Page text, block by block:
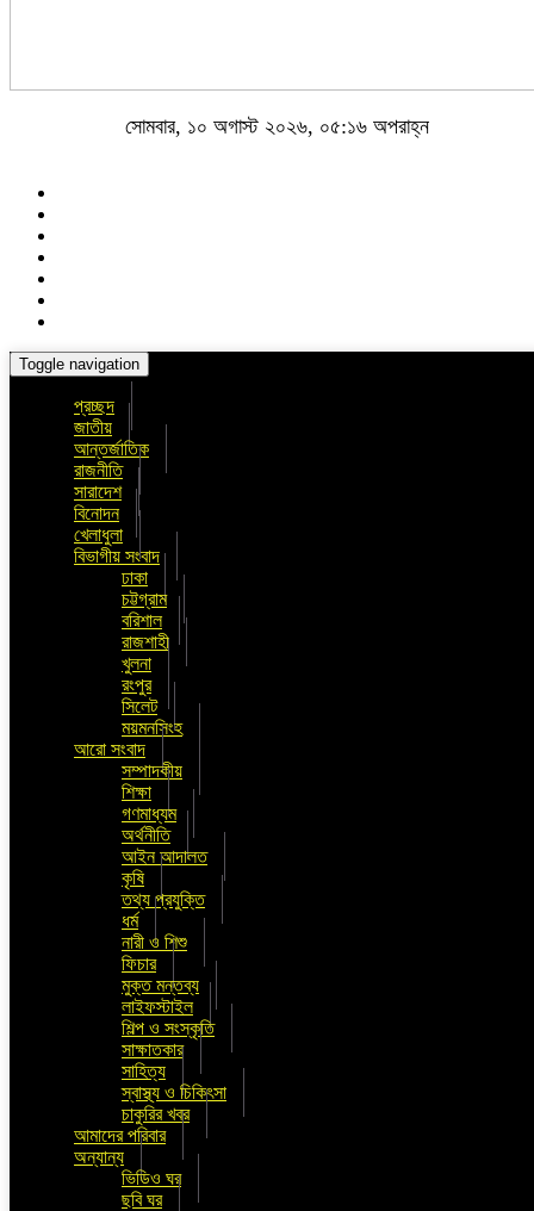
সোমবার, ১০ অগাস্ট ২০২৬, ০৫:১৬ অপরাহ্ন
Toggle navigation
প্রচ্ছদ
জাতীয়
আন্তর্জাতিক
রাজনীতি
সারাদেশ
বিনোদন
খেলাধুলা
বিভাগীয় সংবাদ
ঢাকা
চট্টগ্রাম
বরিশাল
রাজশাহী
খুলনা
রংপুর
সিলেট
ময়মনসিংহ
আরো সংবাদ
সম্পাদকীয়
শিক্ষা
গণমাধ্যম
অর্থনীতি
আইন আদালত
কৃষি
তথ্য প্রযুক্তি
ধর্ম
নারী ও শিশু
ফিচার
মুক্ত মন্তব্য
লাইফস্টাইল
শিল্প ও সংস্কৃতি
সাক্ষাতকার
সাহিত্য
স্বাস্থ্য ও চিকিৎসা
চাকুরির খবর
আমাদের পরিবার
অন্যান্য
ভিডিও ঘর
ছবি ঘর